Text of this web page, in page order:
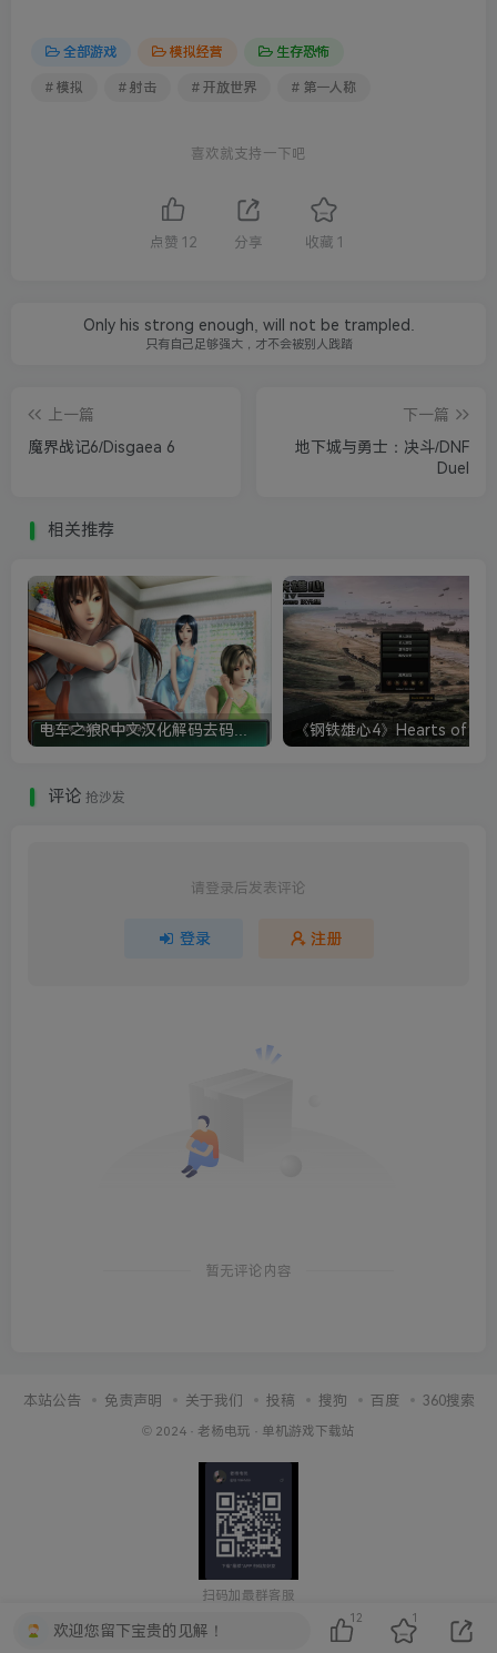
全部游戏 模拟经营 生存恐怖
# 模拟 # 射击 # 开放世界 # 第一人称
喜欢就支持一下吧
点赞 12 分享 收藏 1
Only his strong enough, will not be trampled.
只有自己足够强大，才不会被别人践踏
上一篇
魔界战记6/Disgaea 6
下一篇
地下城与勇士：决斗/DNF
Duel
相关推荐
评论 抢沙发
请登录后发表评论
登录 注册
暂无评论内容
本站公告 免责声明 关于我们 投稿 搜狗 百度 360搜索
© 2024 · 老杨电玩 · 单机游戏下载站
扫码加最群客服
欢迎您留下宝贵的见解！
12 1